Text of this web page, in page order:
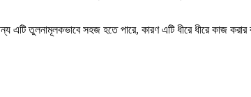
এটি তুলনামূলকভাবে সহজ হতে পারে, কারণ এটি ধীরে ধীরে কাজ করার